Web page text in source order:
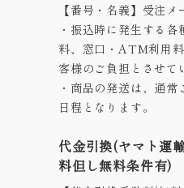
【番号・名義】受注メ
・振込時に発生する
料、窓口・ATM利用
客様のご負担とさせて
・商品の発送は、通
日程となります。
代金引換(ヤマト運
料但し無料条件有)